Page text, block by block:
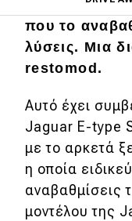
Main navigation
Πρωτότυπα
Ελλάδα
Κόσμος
Τεχνολογία
κατάσταση
που το
λύσεις. Μια
restomod.
Αυτό έχει
Jaguar E-type
με το αρκετά
η οποία
αναβαθμίσεις
μοντέλου της